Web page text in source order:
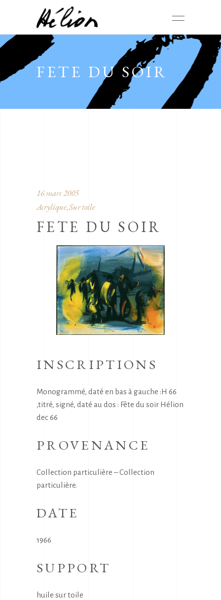
FETE DU SOIR
16 mars 2005
Acrylique, Sur toile
FETE DU SOIR
INSCRIPTIONS
Monogrammé, daté en bas à gauche :H 66
,titré, signé, daté au dos : Fête du soir Hélion
dec 66
PROVENANCE
Collection particulière – Collection
particulière.
DATE
1966
SUPPORT
huile sur toile